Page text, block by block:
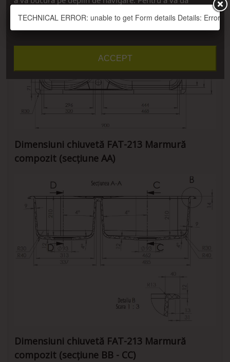
Dimensiuni chiuvetă FAT-213 Marmură
compozit (secțiune AA)
Dimensiuni chiuvetă FAT-213 Marmură
compozit (secțiune BB - CC)
Personalizați cookie-urile
ACCEPT
TECHNICAL ERROR: unable to get Form details Details: Error